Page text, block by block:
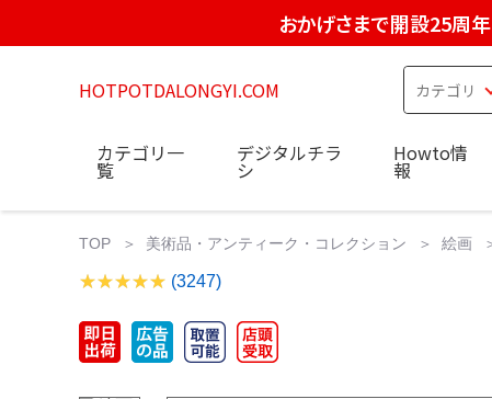
おかげさまで開設25周年
HOTPOTDALONGYI.COM
カテゴリ一
覧
デジタルチラ
シ
Howto情
報
TOP 美術品・アンティーク・コレクション 絵画
(3247)